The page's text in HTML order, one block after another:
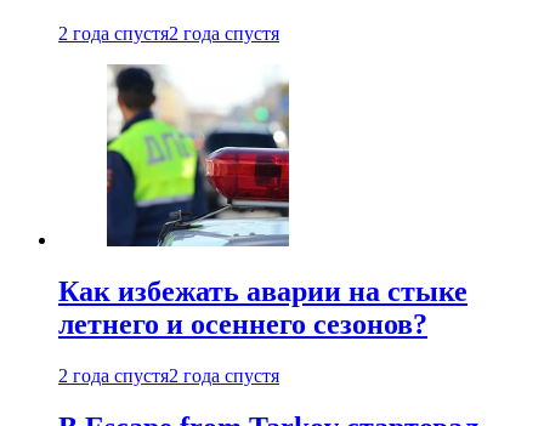
2 года спустя2 года спустя
Как избежать аварии на стыке
летнего и осеннего сезонов?
2 года спустя2 года спустя